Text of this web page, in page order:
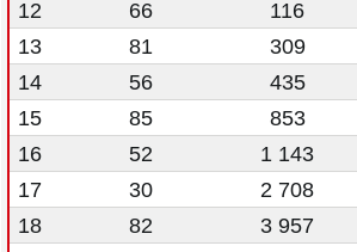
12
66 116
13
81 309
14
56 435
15
85 853
16
52 1 143
17
30 2 708
18
82 3 957